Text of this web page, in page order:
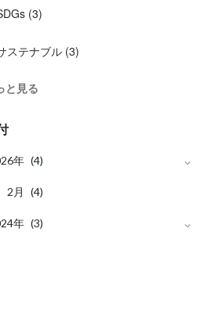
(3)
ステナブル (3)
と見る
年 (4)
2 月 (4)
年 (3)